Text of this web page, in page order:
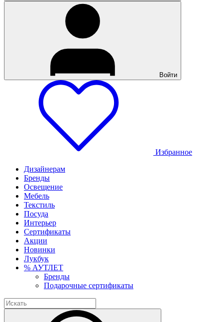
Войти
Избранное
Дизайнерам
Бренды
Освещение
Мебель
Текстиль
Посуда
Интерьер
Сертификаты
Акции
Новинки
Лукбук
% АУТЛЕТ
Бренды
Подарочные сертификаты